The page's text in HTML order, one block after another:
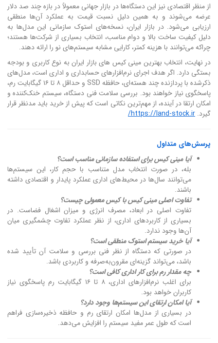
از منظر اقتصادی نیز این دستگاه‌ها در بازار جهانی معمولاً در بازه چند صد دلار
عرضه می‌شوند و به همین دلیل نسبت قیمت به عملکرد آن‌ها منطقی
ارزیابی می‌شود. در بازار ایران، نسخه‌های استوک سازمانی این مدل‌ها به
دلیل کیفیت ساخت بالا و دوام مناسب، انتخاب بسیاری از شرکت‌ها هستند؛
چراکه می‌توانند با هزینه کمتر، کارایی مشابه سیستم‌های نو را ارائه دهند.
در نهایت، انتخاب بهترین مینی کیس های بازار ایران به نوع کاربری و بودجه
بستگی دارد. اگر هدف اجرای نرم‌افزارهای حسابداری و اداری است، مدل‌های
ذکرشده با پردازنده چند هسته‌ای، حافظه SSD و حداقل ۸ تا ۱۶ گیگابایت رم،
پاسخگوی نیاز خواهند بود. بررسی سلامت فنی دستگاه، سیستم خنک‌کننده و
امکان ارتقا در آینده، از مهم‌ترین نکاتی است که پیش از خرید باید مدنظر قرار
گیرد. https://land-stock.ir/
پرسش‌های متداول
آیا مینی کیس برای استفاده سازمانی مناسب است؟
بله، در صورت انتخاب مدل متناسب با حجم کار، این سیستم‌ها
می‌توانند سال‌ها در محیط‌های اداری عملکرد پایدار و اقتصادی داشته
باشند.
تفاوت اصلی مینی کیس با کیس معمولی چیست؟
تفاوت اصلی در ابعاد، مصرف انرژی و میزان اشغال فضاست. در
بسیاری از کاربردهای اداری، از نظر عملکرد تفاوت چشمگیری میان
آن‌ها وجود ندارد.
آیا خرید سیستم استوک منطقی است؟
در صورتی که دستگاه از نظر فنی بررسی و سلامت آن تأیید شده
باشد، می‌تواند گزینه‌ای مقرون‌به‌صرفه و کاربردی باشد.
چه مقدار رم برای کار اداری کافی است؟
برای اغلب نرم‌افزارهای اداری، ۸ تا ۱۶ گیگابایت رم پاسخگوی نیاز
کاربران خواهد بود.
آیا امکان ارتقای این سیستم‌ها وجود دارد؟
در بسیاری از مدل‌ها امکان ارتقای رم و حافظه ذخیره‌سازی فراهم
است که طول عمر مفید سیستم را افزایش می‌دهد.